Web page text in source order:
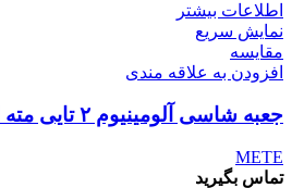
اطلاعات بیشتر
نمایش سریع
مقايسه
افزودن به علاقه مندی
جعبه شاسی آلومینیوم ۲ تایی مته انرژی
METE
تماس بگیرید